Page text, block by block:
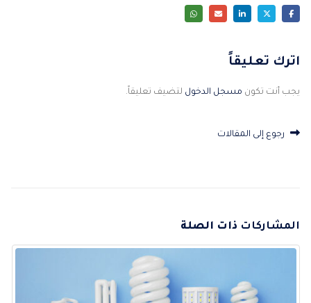
اترك تعليقاً
يجب أنت تكون مسجل الدخول لتضيف تعليقاً.
رجوع إلى المقالات
المشاركات ذات الصلة